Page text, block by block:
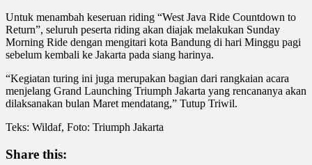
Untuk menambah keseruan riding “West Java Ride Countdown to
Return”, seluruh peserta riding akan diajak melakukan Sunday
Morning Ride dengan mengitari kota Bandung di hari Minggu pagi
sebelum kembali ke Jakarta pada siang harinya.
“Kegiatan turing ini juga merupakan bagian dari rangkaian acara
menjelang Grand Launching Triumph Jakarta yang rencananya akan
dilaksanakan bulan Maret mendatang,” Tutup Triwil.
Teks: Wildaf, Foto: Triumph Jakarta
Share this: